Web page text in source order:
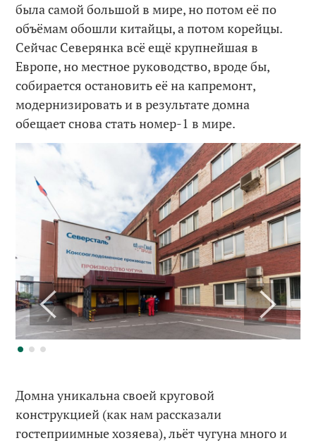
была самой большой в мире, но потом её по
объёмам обошли китайцы, а потом корейцы.
Сейчас Северянка всё ещё крупнейшая в
Европе, но местное руководство, вроде бы,
собирается остановить её на капремонт,
модернизировать и в результате домна
обещает снова стать номер-1 в мире.
Домна уникальна своей круговой
конструкцией (как нам рассказали
гостеприимные хозяева), льёт чугуна много и